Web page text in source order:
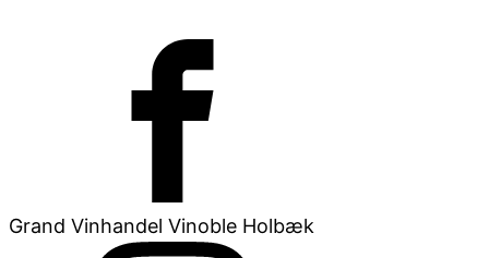
Grand Vinhandel Vinoble Holbæk